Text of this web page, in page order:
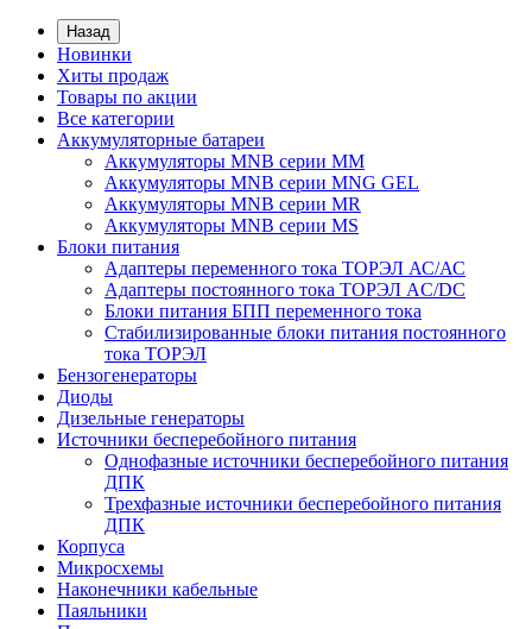
Назад
Новинки
Хиты продаж
Товары по акции
Все категории
Аккумуляторные батареи
Аккумуляторы MNB серии MM
Аккумуляторы MNB серии MNG GEL
Аккумуляторы MNB серии MR
Аккумуляторы MNB серии MS
Блоки питания
Адаптеры переменного тока ТОРЭЛ АС/АС
Адаптеры постоянного тока ТОРЭЛ AC/DC
Блоки питания БПП переменного тока
Стабилизированные блоки питания постоянного
тока ТОРЭЛ
Бензогенераторы
Диоды
Дизельные генераторы
Источники бесперебойного питания
Однофазные источники бесперебойного питания
ДПК
Трехфазные источники бесперебойного питания
ДПК
Корпуса
Микросхемы
Наконечники кабельные
Паяльники